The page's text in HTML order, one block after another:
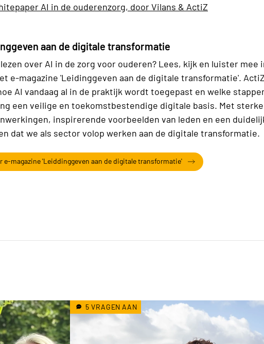
AI in de ouderenzorg, door Vilans & ActiZ
aan de digitale transformatie
over AI in de zorg voor ouderen? Lees, kijk en luister
e-magazine 'Leidinggeven aan de digitale transformatie'.
AI vandaag al in de praktijk wordt toegepast en welke
een veilige en toekomstbestendige digitale basis. Met sterke
inspirerende voorbeelden van leden en een
dat we als sector volop werken aan de digitale transformatie.
e-magazine 'Leiddinggeven aan de digitale transformatie'
5 VRAGEN AAN